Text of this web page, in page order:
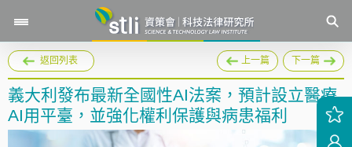
返回列表 上一篇 下一篇
義大利發布最新全國性AI法案，預計設立醫療
AI用平臺，並強化權利保護與病患福利